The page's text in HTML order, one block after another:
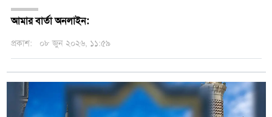
আমার বার্তা অনলাইন:
প্রকাশ: ০৮ জুন ২০২৬, ১১:৫৯